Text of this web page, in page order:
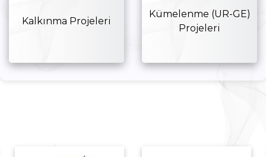
Kalkınma Projeleri
Kümelenme (UR-GE)
Projeleri